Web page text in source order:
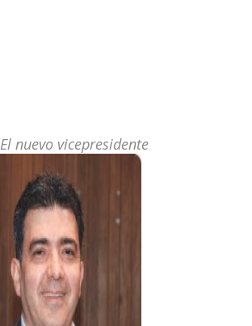
El nuevo vicepresidente